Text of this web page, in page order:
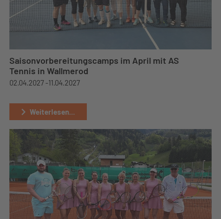
Saisonvorbereitungscamps im April mit AS
Tennis in Wallmerod
02.04.2027 -11.04.2027
Weiterlesen...